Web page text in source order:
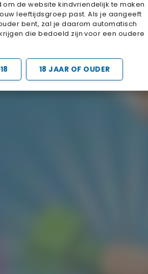
de website kindvriendelijk te maken
leeftijdsgroep past. Als je aangeeft
bent, zal je daarom automatisch
die bedoeld zijn voor een oudere
18 JAAR OF OUDER